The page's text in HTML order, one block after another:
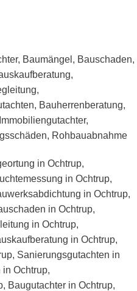
Baumängel, Bauschaden,
Bauherrenberatung,
Rohbauabnahme
in Ochtrup,
in Ochtrup,
in Ochtrup,
in Ochtrup,
in Ochtrup,
in Ochtrup,
Sanierungsgutachten in
Ochtrup,
Baugutachter in Ochtrup,